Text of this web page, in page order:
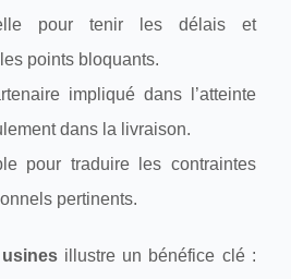
pour tenir les délais et
points bloquants.
impliqué dans l’atteinte
dans la livraison.
pour traduire les contraintes
pertinents.
usines illustre un bénéfice clé :